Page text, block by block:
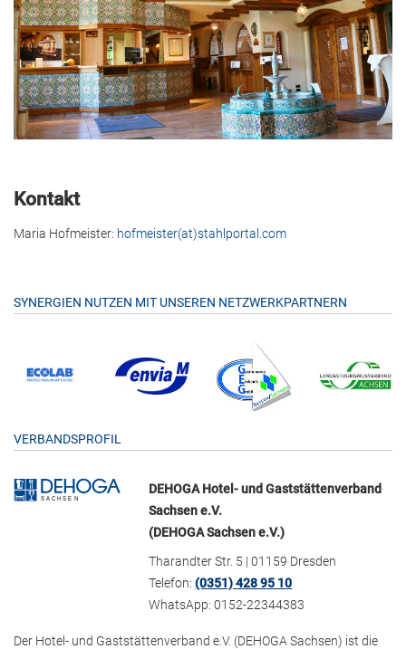
Kontakt
Maria Hofmeister: hofmeister(at)stahlportal.com
SYNERGIEN NUTZEN MIT UNSEREN NETZWERKPARTNERN
VERBANDSPROFIL
DEHOGA Hotel- und Gaststättenverband
Sachsen e.V.
(DEHOGA Sachsen e.V.)
Tharandter Str. 5 | 01159 Dresden
Telefon:(0351) 428 95 10
WhatsApp: 0152-22344383
Der Hotel- und Gaststättenverband e.V. (DEHOGA Sachsen) ist die